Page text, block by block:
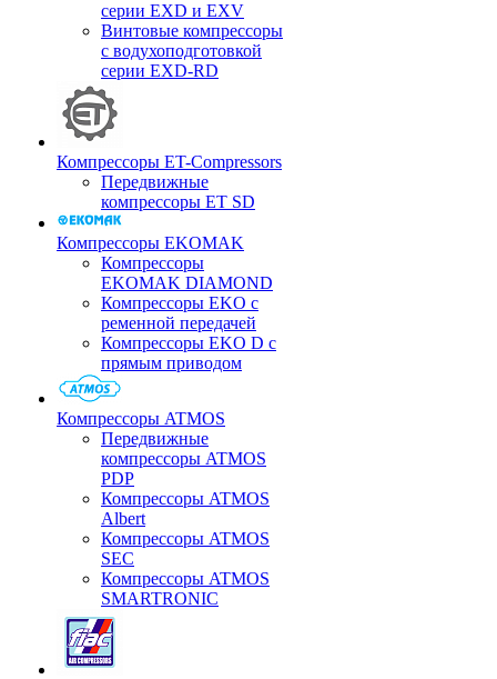
серии EXD и EXV
Винтовые компрессоры
с водухоподготовкой
серии EXD-RD
Компрессоры ET-Compressors
Передвижные
компрессоры ET SD
Компрессоры EKOMAK
Компрессоры
EKOMAK DIAMOND
Компрессоры EKO c
ременной передачей
Компрессоры EKO D с
прямым приводом
Компрессоры ATMOS
Передвижные
компрессоры ATMOS
PDP
Компрессоры ATMOS
Albert
Компрессоры ATMOS
SEC
Компрессоры ATMOS
SMARTRONIC